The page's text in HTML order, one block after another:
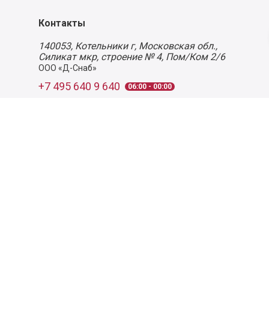
Контакты
140053, Котельники г, Московская обл.,
Силикат мкр, строение № 4, Пом/Ком 2/6
ООО «Д-Снаб»
+7 495 640 9 640 06:00 - 00:00